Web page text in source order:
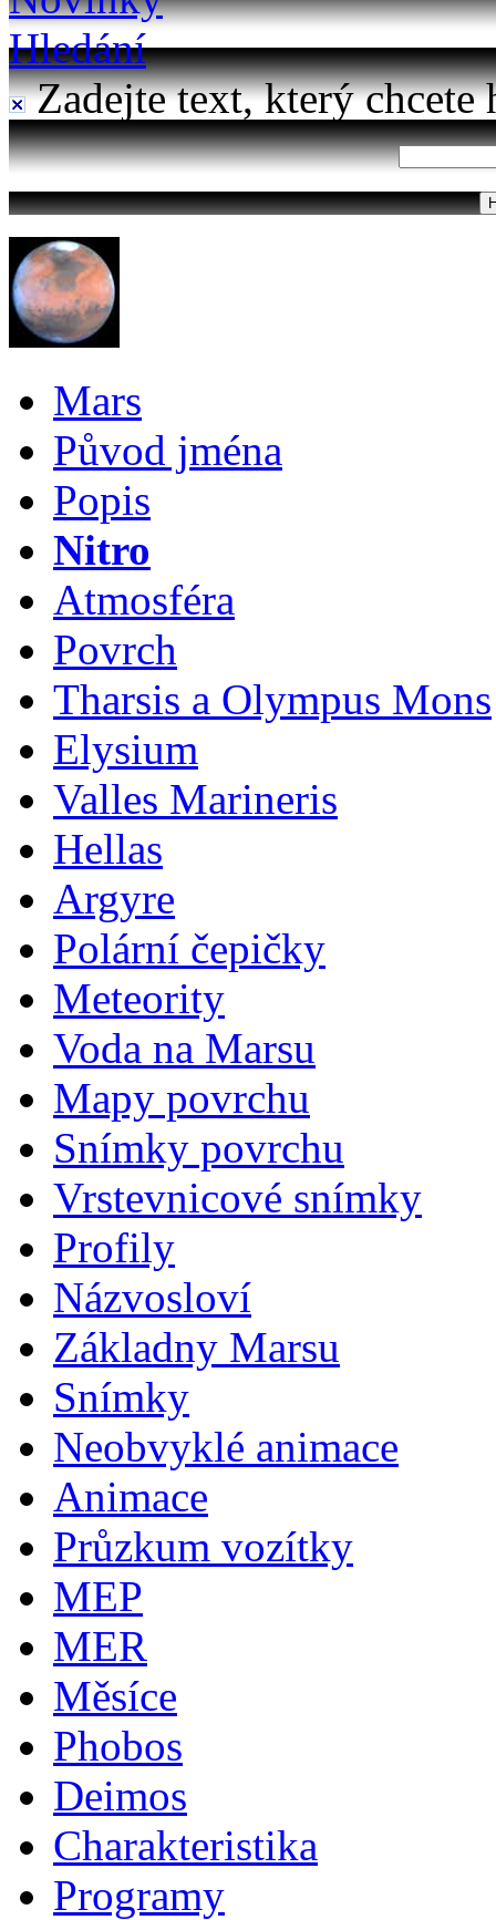
Hledání
Zadejte text, který chcete
Mars
Původ jména
Popis
Nitro
Atmosféra
Povrch
Tharsis a Olympus Mons
Elysium
Valles Marineris
Hellas
Argyre
Polární čepičky
Meteority
Voda na Marsu
Mapy povrchu
Snímky povrchu
Vrstevnicové snímky
Profily
Názvosloví
Základny Marsu
Snímky
Neobvyklé animace
Animace
Průzkum vozítky
MEP
MER
Měsíce
Phobos
Deimos
Charakteristika
Programy